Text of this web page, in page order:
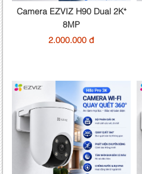
Camera EZVIZ H90 Dual 2K⁺
8MP
2.000.000 đ